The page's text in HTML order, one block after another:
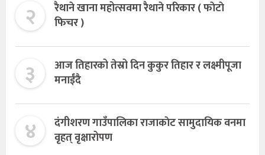
२
रैथाने खाना महोत्सवमा रैथाने परिकार ( फाेटाे
फिचर )
३
आज तिहारको तेस्रो दिन कुकुर तिहार र लक्ष्मीपूजा
मनाईंदै
४
दंगीशरण गाउँपालिका राजाकाेट सामुदायिक वनमा
वृहत् वृक्षारोपण